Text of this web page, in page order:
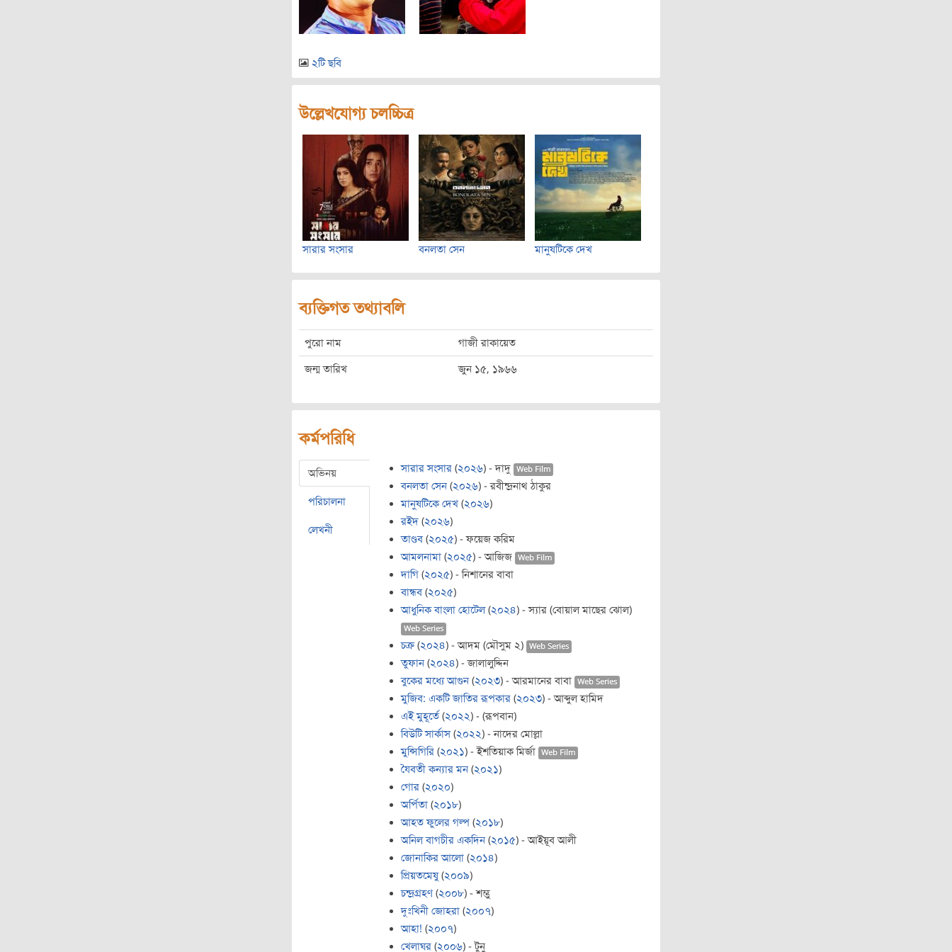
২টি ছবি
উল্লেখযোগ্য চলচ্চিত্র
সারার সংসার বনলতা সেন মানুষটিকে দেখ
ব্যক্তিগত তথ্যাবলি
পুরো নাম গাজী রাকায়েত
জন্ম তারিখ জুন ১৫, ১৯৬৬
কর্মপরিধি
অভিনয়
পরিচালনা
লেখনী
সারার সংসার (২০২৬) - দাদু Web Film
বনলতা সেন (২০২৬) - রবীন্দ্রনাথ ঠাকুর
মানুষটিকে দেখ (২০২৬)
রইদ (২০২৬)
তাণ্ডব (২০২৫) - ফয়েজ করিম
আমলনামা (২০২৫) - আজিজ Web Film
দাগি (২০২৫) - নিশানের বাবা
বান্ধব (২০২৫)
আধুনিক বাংলা হোটেল(২০২৪) - স্যার (বোয়াল মাছের ঝোল)
Web Series
চক্র(২০২৪) - আদম (মৌসুম ২) Web Series
তুফান (২০২৪) - জালালুদ্দিন
বুকের মধ্যে আগুন (২০২৩) - আরমানের বাবা Web Series
মুজিব: একটি জাতির রূপকার (২০২৩) - আব্দুল হামিদ
এই মুহূর্তে (২০২২) - (রূপবান)
বিউটি সার্কাস(২০২২) - নাদের মোল্লা
মুন্সিগিরি (২০২১) - ইশতিয়াক মির্জা Web Film
যৈবতী কন্যার মন (২০২১)
গোর (২০২০)
অর্পিতা (২০১৮)
আহত ফুলের গল্প (২০১৮)
অনিল বাগচীর একদিন (২০১৫) - আইয়ূব আলী
জোনাকির আলো (২০১৪)
প্রিয়তমেষু(২০০৯)
চন্দ্রগ্রহণ (২০০৮) - শম্ভু
দুঃখিনী জোহরা (২০০৭)
আহা! (২০০৭)
খেলাঘর (২০০৬) - টুনু